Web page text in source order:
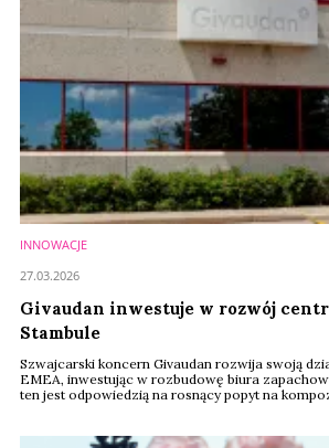
INNOWACJE
Givaudan inwestuje w rozwój
Stambule
Szwajcarski koncern Givaudan rozwija swoją
EMEA, inwestując w rozbudowę biura
ten jest odpowiedzią na rosnący popyt na
27.03.2026